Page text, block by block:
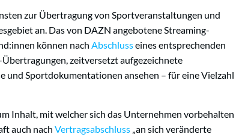
zur Übertragung von Sportveranstaltungen und
an. Das von DAZN angebotene Streaming-
können nach Abschlusseines entsprechenden
zeitversetzt aufgezeichnete
und Sportdokumentationen ansehen – für eine Vielzahl
Inhalt, mit welcher sich das Unternehmen vorbehalten
auch nach Vertragsabschluss „an sich veränderte